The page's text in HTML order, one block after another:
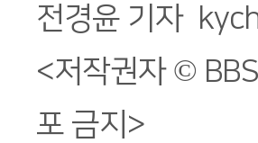
전경윤 기자
<저작권자 ©
포 금지>